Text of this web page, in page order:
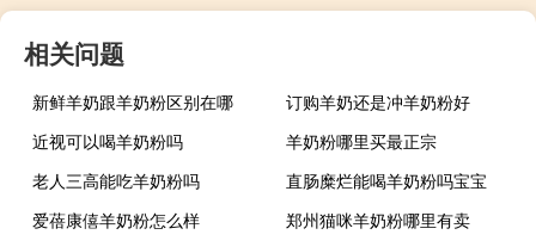
相关问题
新鲜羊奶跟羊奶粉区别在哪
订购羊奶还是冲羊奶粉好
近视可以喝羊奶粉吗
羊奶粉哪里买最正宗
老人三高能吃羊奶粉吗
直肠糜烂能喝羊奶粉吗宝宝
爱蓓康僖羊奶粉怎么样
郑州猫咪羊奶粉哪里有卖